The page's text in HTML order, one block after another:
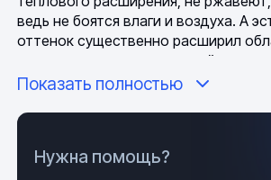
ведь не боятся влаги и воздуха. А
оттенок существенно расширил
применения медных изделий.
как правило, в слитках содержание
сверхточных работ и
Показать полностью
Нужна помощь?